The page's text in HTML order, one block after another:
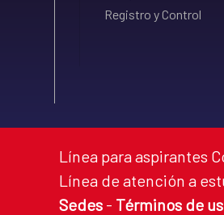
Registro y Control
Línea para aspirantes
Línea de atención a
Sedes - Términos de